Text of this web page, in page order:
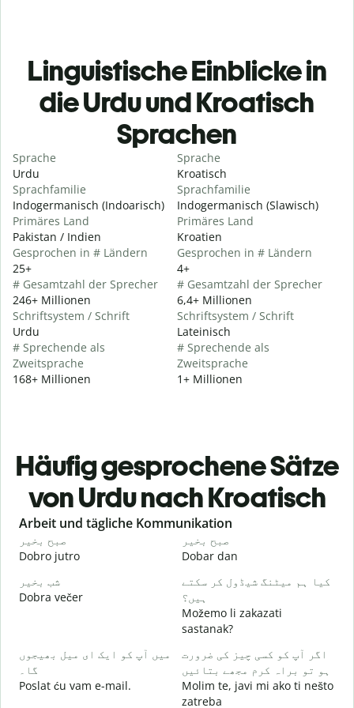
Linguistische Einblicke in
die Urdu und Kroatisch
Sprachen
Sprache
Urdu
Sprachfamilie
Indogermanisch (Indoarisch)
Primäres Land
Pakistan / Indien
Gesprochen in # Ländern
25+
# Gesamtzahl der Sprecher
246+ Millionen
Schriftsystem / Schrift
Urdu
# Sprechende als
Zweitsprache
168+ Millionen
Sprache
Kroatisch
Sprachfamilie
Indogermanisch (Slawisch)
Primäres Land
Kroatien
Gesprochen in # Ländern
4+
# Gesamtzahl der Sprecher
6,4+ Millionen
Schriftsystem / Schrift
Lateinisch
# Sprechende als
Zweitsprache
1+ Millionen
Häufig gesprochene Sätze
von Urdu nach Kroatisch
Slide 1 of 6
Arbeit und tägliche Kommunikation
صبح بخیر
Dobro jutro
صبح بخیر
Dobar dan
شب بخیر
Dobra večer
کیا ہم میٹنگ شیڈول کر سکتے
ہیں؟
Možemo li zakazati
sastanak?
میں آپ کو ایک ای میل بھیجوں
گا۔
Poslat ću vam e-mail.
اگر آپ کو کسی چیز کی ضرورت
ہو تو براہ کرم مجھے بتائیں
Molim te, javi mi ako ti nešto
zatreba